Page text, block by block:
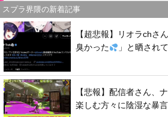
スプラ界隈の新着記事
【超悲報】リオラchさ
臭かった
」と晒され
【悲報】配信者さん、
楽しむ方々に陰湿な暴